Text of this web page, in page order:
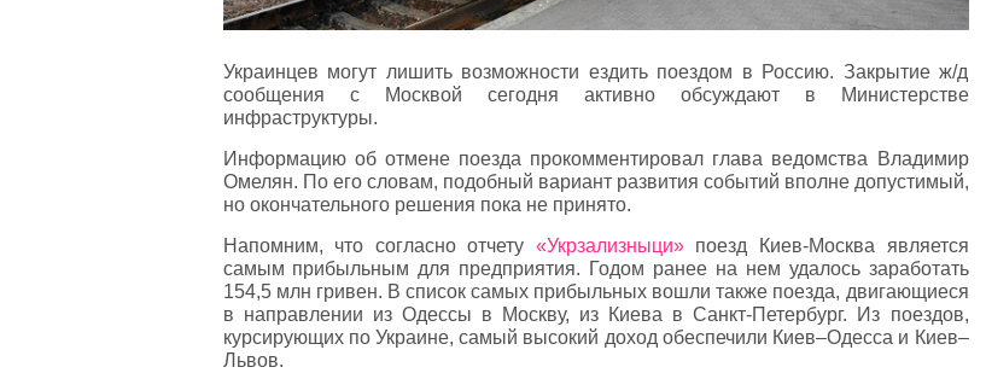
Украинцев могут лишить возможности ездить поездом в Россию. Закрытие ж/д
сообщения с Москвой сегодня активно обсуждают в Министерстве
инфраструктуры.
Информацию об отмене поезда прокомментировал глава ведомства Владимир
Омелян. По его словам, подобный вариант развития событий вполне допустимый,
но окончательного решения пока не принято.
Напомним, что согласно отчету «Укрзализныци»поезд Киев-Москва является
самым прибыльным для предприятия. Годом ранее на нем удалось заработать
154,5 млн гривен. В список самых прибыльных вошли также поезда, двигающиеся
в направлении из Одессы в Москву, из Киева в Санкт-Петербург. Из поездов,
курсирующих по Украине, самый высокий доход обеспечили Киев–Одесса и Киев–
Львов.